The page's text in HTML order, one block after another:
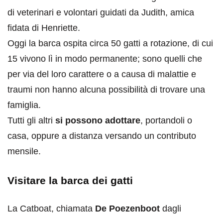
di veterinari e volontari guidati da Judith, amica
fidata di Henriette.
Oggi la barca ospita circa 50 gatti a rotazione, di cui
15 vivono lì in modo permanente; sono quelli che
per via del loro carattere o a causa di malattie e
traumi non hanno alcuna possibilità di trovare una
famiglia.
Tutti gli altri si possono adottare, portandoli o
casa, oppure a distanza versando un contributo
mensile.
Visitare la barca dei gatti
La Catboat, chiamata De Poezenboot dagli